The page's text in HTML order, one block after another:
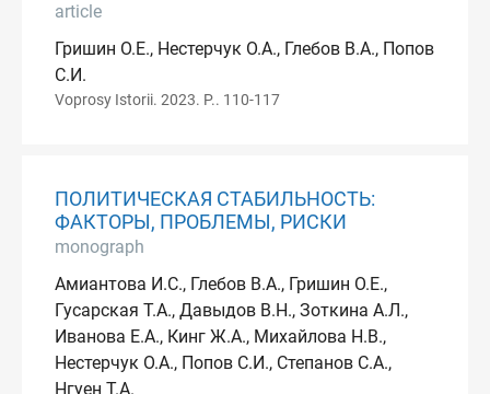
article
Гришин О.Е., Нестерчук О.А., Глебов В.А., Попов
С.И.
Voprosy Istorii. 2023. P.. 110-117
ПОЛИТИЧЕСКАЯ СТАБИЛЬНОСТЬ:
ФАКТОРЫ, ПРОБЛЕМЫ, РИСКИ
monograph
Амиантова И.С., Глебов В.А., Гришин О.Е.,
Гусарская Т.А., Давыдов В.Н., Зоткина А.Л.,
Иванова Е.А., Кинг Ж.А., Михайлова Н.В.,
Нестерчук О.А., Попов С.И., Степанов С.А.,
Нгуен Т.А.